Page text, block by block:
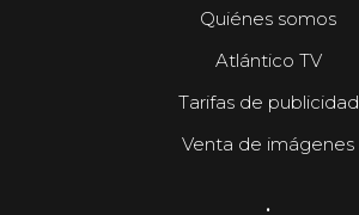
Quiénes somos
Atlántico TV
Tarifas de publicidad
Venta de imágenes
.